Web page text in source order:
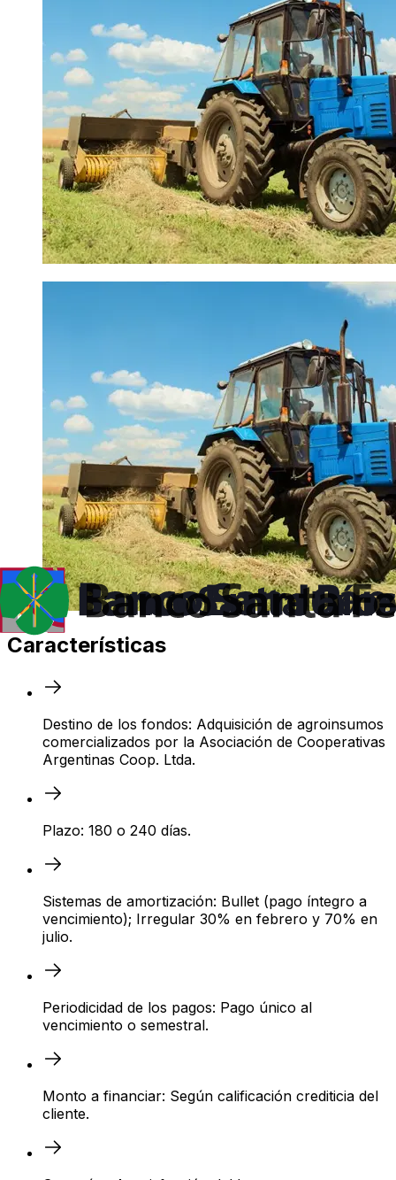
Características
Destino de los fondos: Adquisición de agroinsumos
comercializados por la Asociación de Cooperativas
Argentinas Coop. Ltda.
Plazo: 180 o 240 días.
Sistemas de amortización: Bullet (pago íntegro a
vencimiento); Irregular 30% en febrero y 70% en
julio.
Periodicidad de los pagos: Pago único al
vencimiento o semestral.
Monto a financiar: Según calificación crediticia del
cliente.